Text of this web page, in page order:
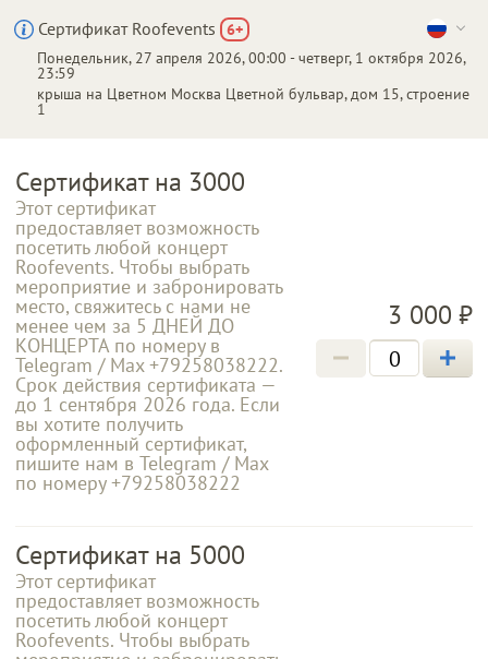
Сертификат Roofevents 6+
Понедельник, 27 апреля 2026, 00:00 - четверг, 1 октября 2026,
23:59
крыша на Цветном Москва Цветной бульвар, дом 15, строение
1
Сертификат на 3000
Этот сертификат
предоставляет возможность
посетить любой концерт
Roofevents. Чтобы выбрать
мероприятие и забронировать
место, свяжитесь с нами не
менее чем за 5 ДНЕЙ ДО
КОНЦЕРТА по номеру в
Telegram / Max +79258038222.
Срок действия сертификата —
до 1 сентября 2026 года. Если
вы хотите получить
оформленный сертификат,
пишите нам в Telegram / Max
по номеру +79258038222
3 000 ₽
Сертификат на 5000
Этот сертификат
предоставляет возможность
посетить любой концерт
Roofevents. Чтобы выбрать